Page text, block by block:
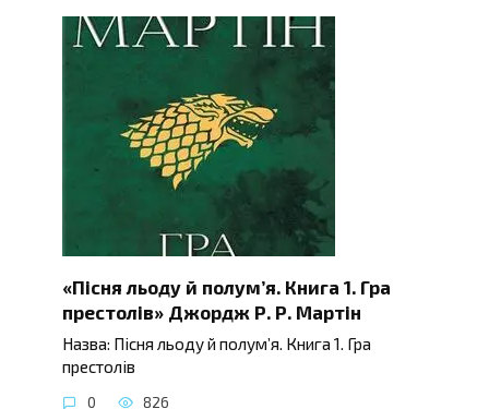
«Пісня льоду й полум’я. Книга 1. Гра
престолів» Джордж Р. Р. Мартін
Назва: Пісня льоду й полум’я. Книга 1. Гра
престолів
0 826